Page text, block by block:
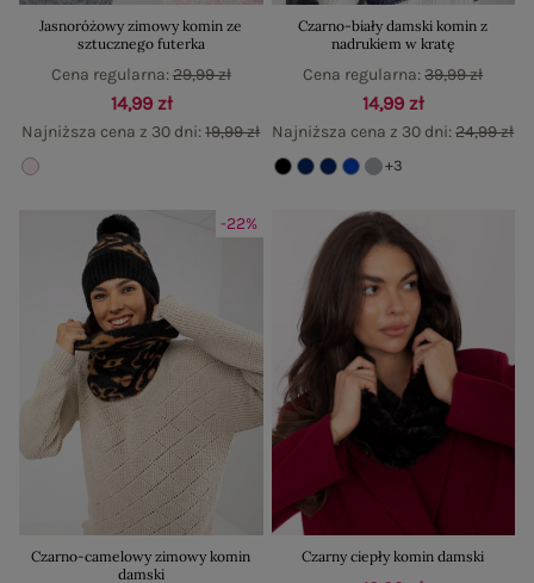
Jasnoróżowy zimowy komin ze
sztucznego futerka
14,99 zł
Najniższa cena z 30 dni:19,99 zł
Cena regularna:29,99 zł
Czarno-biały damski komin z
nadrukiem w kratę
14,99 zł
Najniższa cena z 30 dni:24,99 zł
Cena regularna:39,99 zł
+3
-22%
Czarno-camelowy zimowy komin
damski
Czarny ciepły komin damski